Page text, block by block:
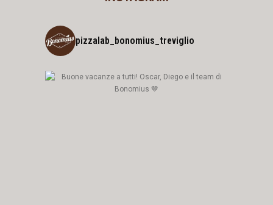
pizzalab_bonomius_treviglio